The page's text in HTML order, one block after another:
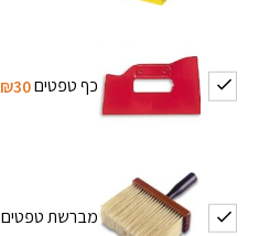
כף טפטים₪30
מברשת טפטים